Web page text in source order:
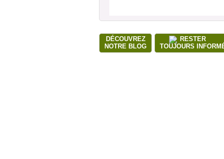
DÉCOUVREZ
NOTRE BLOG
RESTER
TOUJOURS